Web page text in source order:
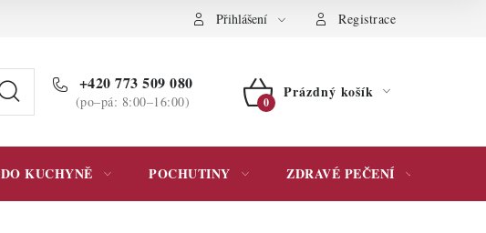
Podmínky ochrany osobních údajů Přihlášení Registrace
+420 773 509 080
(po–pá: 8:00–16:00)
NÁKUPNÍ
Prázdný košík
DO KUCHYNĚ POCHUTINY ZDRAVÉ PEČENÍ